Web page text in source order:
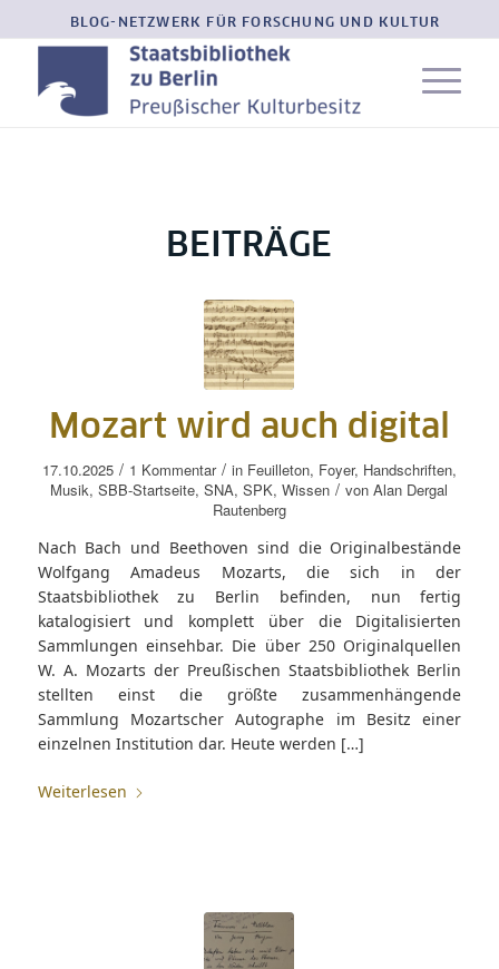
BLOG-NETZWERK FÜR FORSCHUNG UND KULTUR
BEITRÄGE
Mozart wird auch digital
17.10.2025 / 1 Kommentar / in Feuilleton, Foyer, Handschriften,
Musik,SBB-Startseite,SNA,SPK,Wissen / vonAlan Dergal
Rautenberg
Nach Bach und Beethoven sind die Originalbestände
Wolfgang Amadeus Mozarts, die sich in der
Staatsbibliothek zu Berlin befinden, nun fertig
katalogisiert und komplett über die Digitalisierten
Sammlungen einsehbar. Die über 250 Originalquellen
W. A. Mozarts der Preußischen Staatsbibliothek Berlin
stellten einst die größte zusammenhängende
Sammlung Mozartscher Autographe im Besitz einer
einzelnen Institution dar. Heute werden […]
Weiterlesen